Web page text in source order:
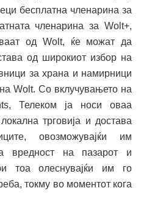
бесплатна членарина за
членарина за Wolt+,
од Wolt, ќе можат да
од широкиот избор на
за храна и намирници
Wolt. Со вклучувањето на
Телеком ја носи оваа
трговија и достава
овозможувајќи им
вредност на пазарот и
тоа олеснувајќи им го
токму во моментот кога